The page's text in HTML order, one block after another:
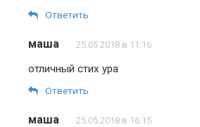
Ответить
маша 25.05.2018 в 11:16
отличный стих ура
Ответить
маша 25.05.2018 в 16:15